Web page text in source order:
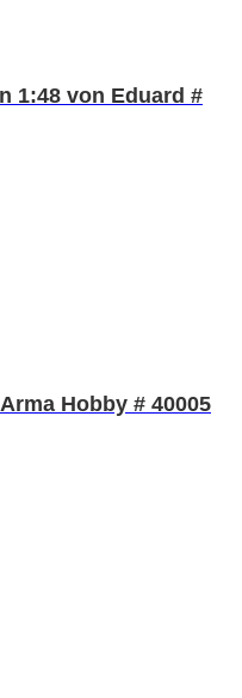
1:48 von Eduard #
Hobby # 40005